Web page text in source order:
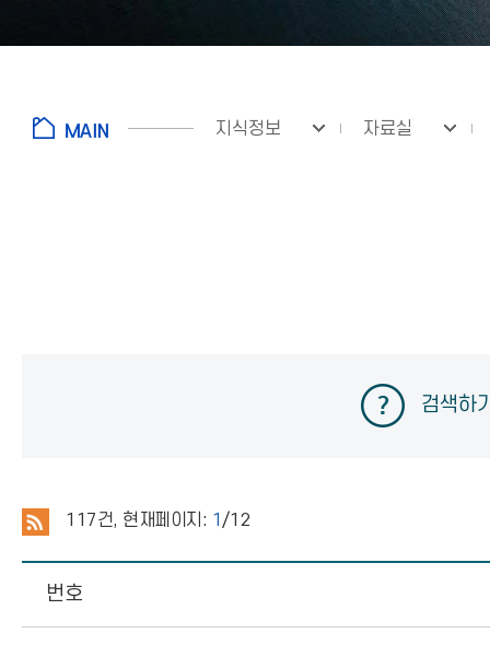
지식정보 자료실
검색하
117건, 현재페이지: 1 /12
번호